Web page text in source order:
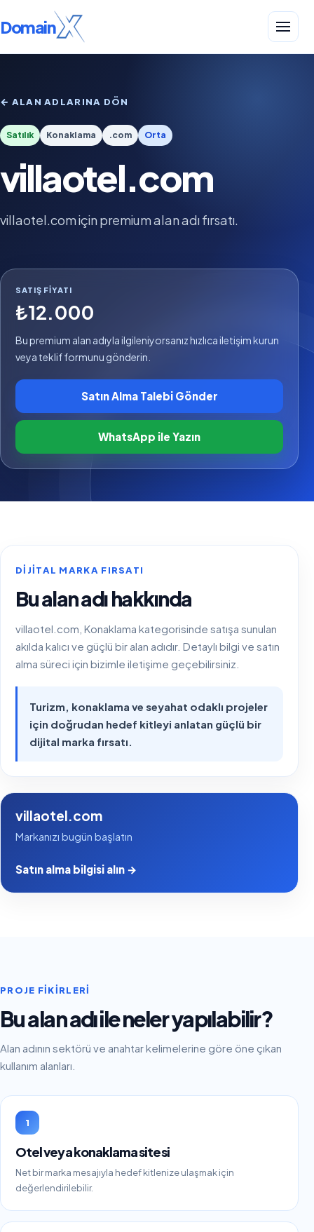
Domain
← ALAN ADLARINA DÖN
Satılık Konaklama .com Orta
villaotel.com
villaotel.com için premium alan adı fırsatı.
SATIŞ FIYATI
₺12.000
Bu premium alan adıyla ilgileniyorsanız hızlıca iletişim kurun
veya teklif formunu gönderin.
Satın Alma Talebi Gönder
WhatsApp ile Yazın
DIJITAL MARKA FIRSATI
Bu alan adı hakkında
villaotel.com, Konaklama kategorisinde satışa sunulan
akılda kalıcı ve güçlü bir alan adıdır. Detaylı bilgi ve satın
alma süreci için bizimle iletişime geçebilirsiniz.
Turizm, konaklama ve seyahat odaklı projeler
için doğrudan hedef kitleyi anlatan güçlü bir
dijital marka fırsatı.
villaotel.com
Markanızı bugün başlatın
Satın alma bilgisi alın →
PROJE FIKIRLERI
Bu alan adı ile neler yapılabilir?
Alan adının sektörü ve anahtar kelimelerine göre öne çıkan
kullanım alanları.
1
Otel veya konaklama sitesi
Net bir marka mesajıyla hedef kitlenize ulaşmak için
değerlendirilebilir.